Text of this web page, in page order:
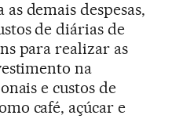
demais despesas,
de diárias de
para realizar as
na
e custos de
café, açúcar e